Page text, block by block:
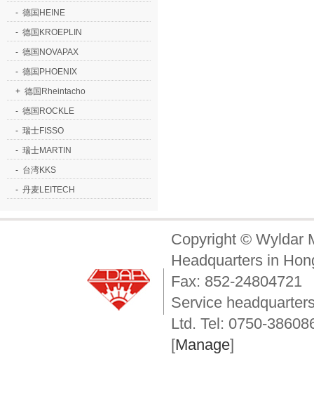
- 德国HEINE
- 德国KROEPLIN
- 德国NOVAPAX
- 德国PHOENIX
+ 德国Rheintacho
- 德国ROCKLE
- 瑞士FISSO
- 瑞士MARTIN
- 台湾KKS
- 丹麦LEITECH
Copyright © Wyldar
Headquarters in
Fax: 852-24804721
Service
Ltd. Tel: 0750-
[Manage]